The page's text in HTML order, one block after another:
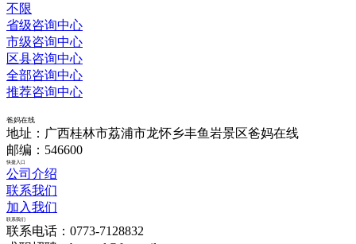
不限
省级咨询中心
市级咨询中心
区县咨询中心
全部咨询中心
推荐咨询中心
爸妈在线
地址：广西桂林市荔浦市龙怀乡丰鱼岩景区爸妈在线
邮编：546600
快捷入口
公司介绍
联系我们
加入我们
联系我们
联系电话：0773-7128832